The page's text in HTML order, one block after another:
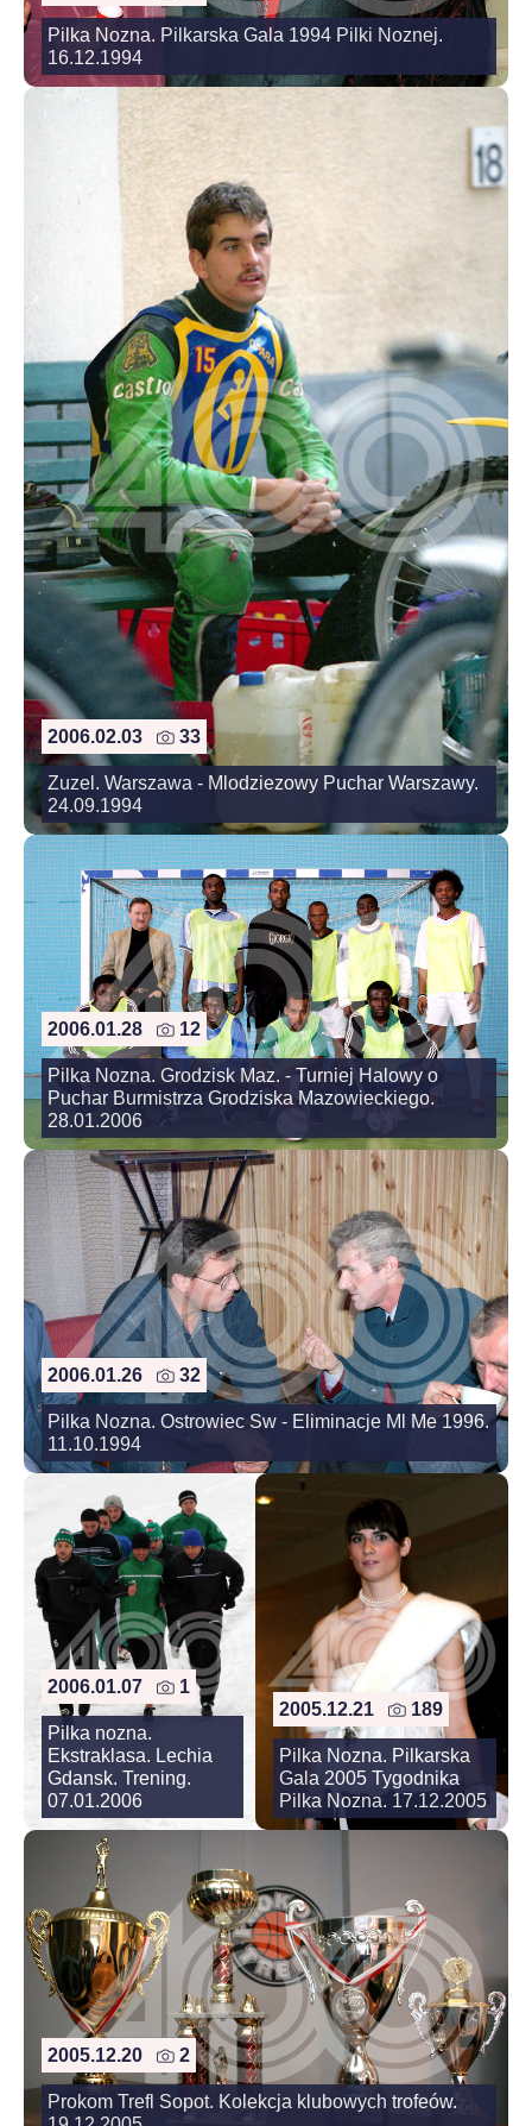
Pilka Nozna. Pilkarska Gala 1994 Pilki Noznej.
16.12.1994
2006.02.03 33
Zuzel. Warszawa - Mlodziezowy Puchar Warszawy.
24.09.1994
2006.01.28 12
Pilka Nozna. Grodzisk Maz. - Turniej Halowy o
Puchar Burmistrza Grodziska Mazowieckiego.
28.01.2006
2006.01.26 32
Pilka Nozna. Ostrowiec Sw - Eliminacje Ml Me 1996.
11.10.1994
2006.01.07 1
Pilka nozna.
Ekstraklasa. Lechia
Gdansk. Trening.
07.01.2006
2005.12.21 189
Pilka Nozna. Pilkarska
Gala 2005 Tygodnika
Pilka Nozna. 17.12.2005
2005.12.20 2
Prokom Trefl Sopot. Kolekcja klubowych trofeów.